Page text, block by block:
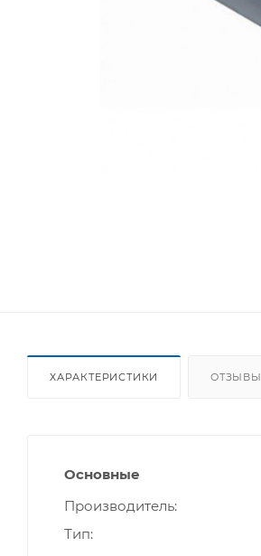
ХАРАКТЕРИСТИКИ ОТЗЫВЫ
Основные
Производитель
Тип